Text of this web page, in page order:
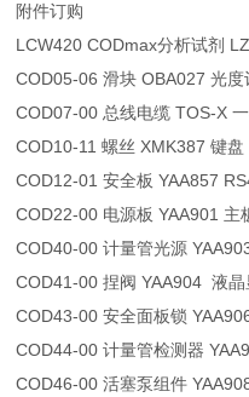
附件订购
LCW420 CODmax分析试剂
COD05-06 滑块 OBA027 光度
COD07-00 总线电缆 TOS-X
COD10-11 螺丝 XMK387 键盘
COD12-01 安全板 YAA857
COD22-00 电源板 YAA901 主
COD40-00 计量管光源
COD41-00 捏阀 YAA904 液晶
COD43-00 安全面板锁
COD44-00 计量管检测器
COD46-00 活塞泵组件